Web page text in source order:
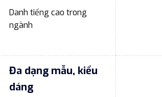
Danh tiếng cao trong
ngành
Đa dạng mẫu, kiểu
dáng